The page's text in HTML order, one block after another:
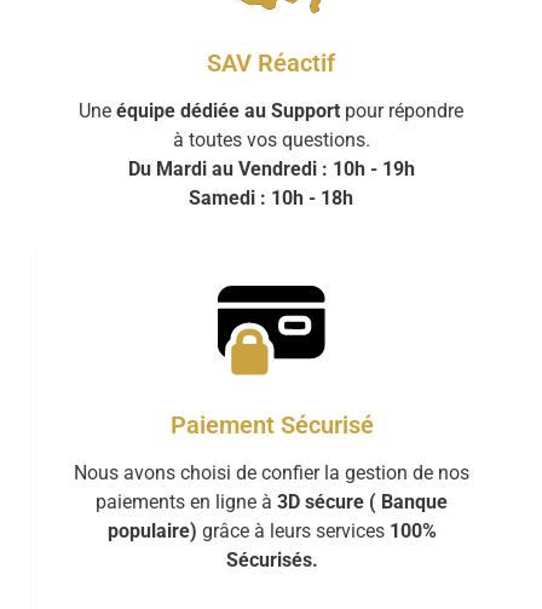
SAV Réactif
Une équipe dédiée au Support pour répondre
à toutes vos questions.
Du Mardi au Vendredi : 10h - 19h
Samedi : 10h - 18h
Paiement Sécurisé
Nous avons choisi de confier la gestion de nos
paiements en ligne à 3D sécure ( Banque
populaire) grâce à leurs services 100%
Sécurisés.